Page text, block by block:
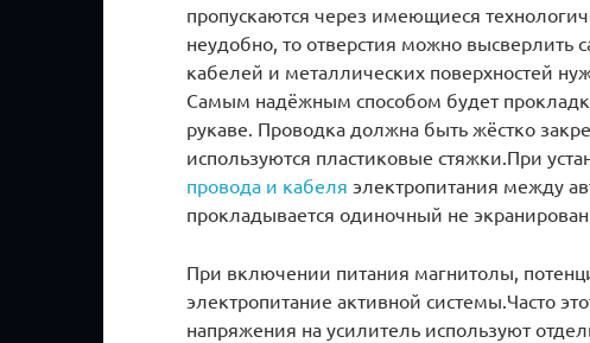
пропускаются через имеющиеся
неудобно, то отверстия можно высверлить
кабелей и металлических поверхностей
Самым надёжным способом будет
рукаве. Проводка должна быть жёстко
используются пластиковые стяжки.При
провода и кабеля электропитания между
прокладывается одиночный не
При включении питания магнитолы,
электропитание активной системы.Часто
напряжения на усилитель используют